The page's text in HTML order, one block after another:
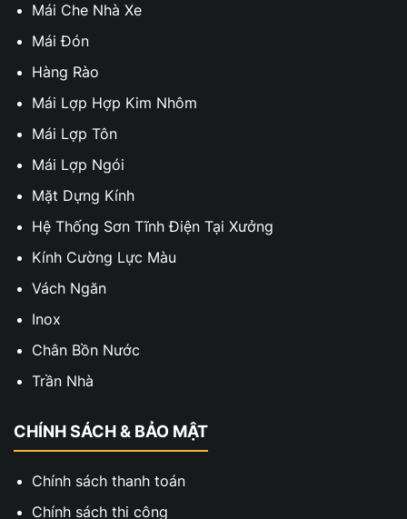
Mái Che Nhà Xe
Mái Đón
Hàng Rào
Mái Lợp Hợp Kim Nhôm
Mái Lợp Tôn
Mái Lợp Ngói
Mặt Dựng Kính
Hệ Thống Sơn Tĩnh Điện Tại Xưởng
Kính Cường Lực Màu
Vách Ngăn
Inox
Chân Bồn Nước
Trần Nhà
CHÍNH SÁCH & BẢO MẬT
Chính sách thanh toán
Chính sách thi công